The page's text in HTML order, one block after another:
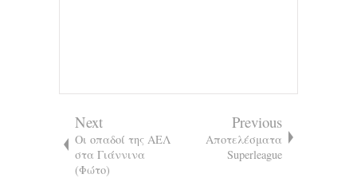
Next
Οι οπαδοί της ΑΕΛ
στα Γιάννινα
(Φώτο)
Previous
Αποτελέσματα
Superleague